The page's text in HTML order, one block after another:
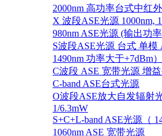
2000nm 高功率台式中红
X 波段ASE光源 1000nm,
980nm ASE光源 (输出功
S波段ASE光源 台式 单模
1490nm 功率大于+7dBm）
C波段 ASE 宽带光源 增
C-band ASE台式光源
O波段ASE放大自发辐射
1/6.3mW
S+C+L-band ASE光源（
1060nm ASE 宽带光源